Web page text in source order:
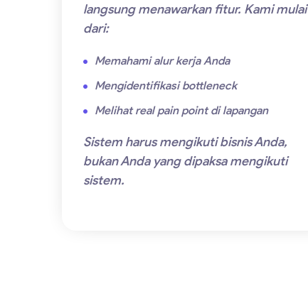
langsung menawarkan fitur. Kami mulai
dari:
Memahami alur kerja Anda
Mengidentifikasi bottleneck
Melihat real pain point di lapangan
Sistem harus mengikuti bisnis Anda,
bukan Anda yang dipaksa mengikuti
sistem.